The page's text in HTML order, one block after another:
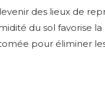
des lieux de
du sol favorise
pour éliminer